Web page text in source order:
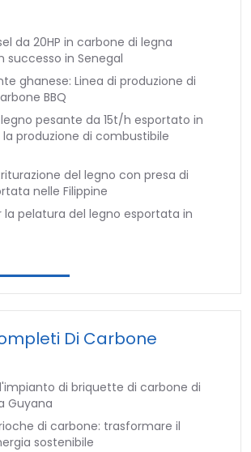
da 20HP in carbone di legna
successo in Senegal
ghanese: Linea di produzione di
BBQ
pesante da 15t/h esportato in
la produzione di combustibile
del legno con presa di
nelle Filippine
la pelatura del legno esportata in
Di Carbone
di briquette di carbone di
Guyana
di carbone: trasformare il
sostenibile